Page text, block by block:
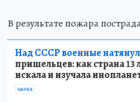
В результате пожара
Над СССР военные
пришельцев: как страна 13
искала и изучала
НАУКА